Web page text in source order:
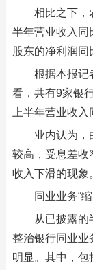
相比之下，
半年营业收入同
股东的净利润同
根据本报记
看，共有9家银
上半年营业收
业内认为，
较高，受息差收
收入下滑的现象
同业业务“
从已披露的
整治银行同业业
明显。其中，包